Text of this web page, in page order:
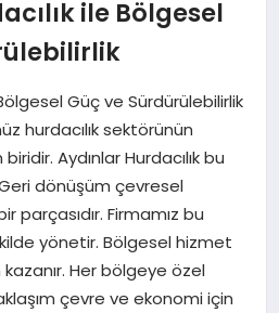
ile Bölgesel
Güç ve Sürdürülebilirlik
hurdacılık sektörünün
Aydınlar Hurdacılık bu
dönüşüm çevresel
parçasıdır. Firmamız bu
yönetir. Bölgesel hizmet
Her bölgeye özel
çevre ve ekonomi için